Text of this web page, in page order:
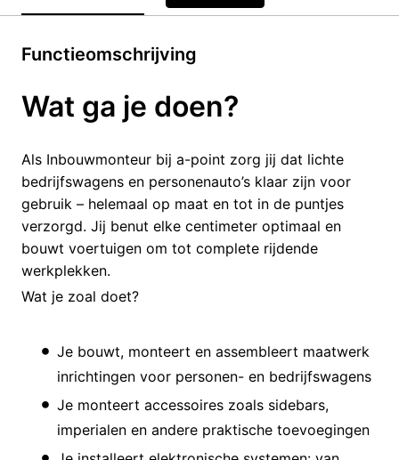
Functieomschrijving
Wat ga je doen?
Als Inbouwmonteur bij a-point zorg jij dat lichte
bedrijfswagens en personenauto’s klaar zijn voor
gebruik – helemaal op maat en tot in de puntjes
verzorgd. Jij benut elke centimeter optimaal en
bouwt voertuigen om tot complete rijdende
werkplekken.
Wat je zoal doet?
Je bouwt, monteert en assembleert maatwerk
inrichtingen voor personen- en bedrijfswagens
Je monteert accessoires zoals sidebars,
imperialen en andere praktische toevoegingen